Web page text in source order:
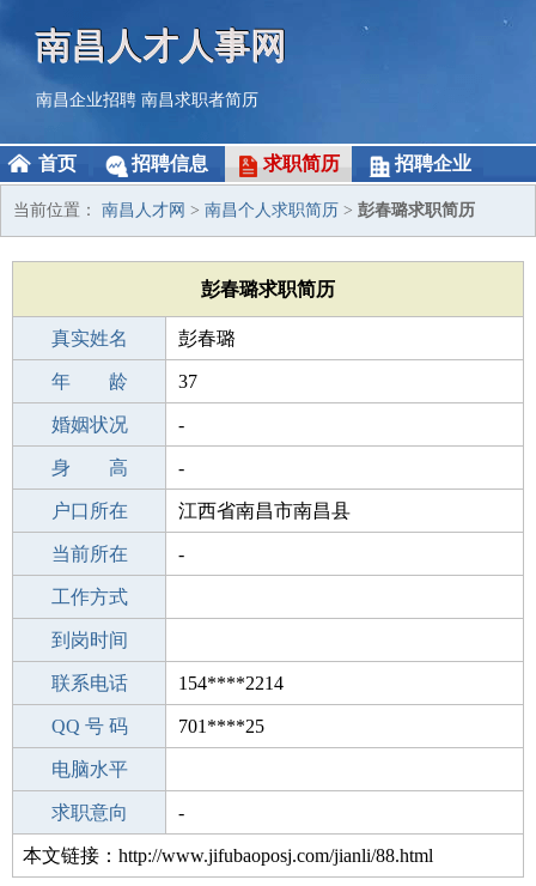
南昌人才人事网
南昌企业招聘 南昌求职者简历
首页 招聘信息 求职简历 招聘企业
当前位置： 南昌人才网 > 南昌个人求职简历 > 彭春璐求职简历
彭春璐求职简历
真实姓名 彭春璐
性 别 女
年 龄 37
出生年月 1989-02-12
婚姻状况 -
学 历 成人教育
身 高 -
毕业学校 广西体育高等专科学校河池函授站
户口所在 江西省南昌市南昌县
所学专业 -
当前所在 -
工作经验
工作方式
驾 照
到岗时间
期望月薪
联系电话 154****2214
手机号码 154****2214
QQ 号 码 701****25
微信号码
电脑水平
外语水平
求职意向 -
本文链接：http://www.jifubaoposj.com/jianli/88.html